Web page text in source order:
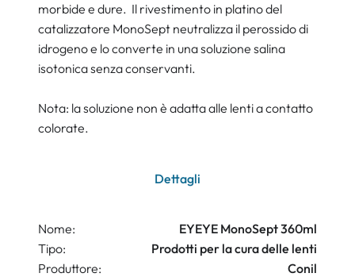
morbide e dure. Il rivestimento in platino del
catalizzatore MonoSept neutralizza il perossido di
idrogeno e lo converte in una soluzione salina
isotonica senza conservanti.
Nota: la soluzione non è adatta alle lenti a contatto
colorate.
Dettagli
Nome:
EYEYE MonoSept 360ml
Tipo:
Prodotti per la cura delle lenti
Produttore:
Conil